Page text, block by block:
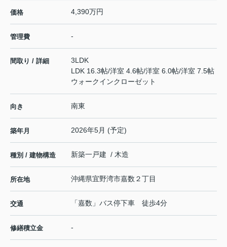
価格 4,390万円
管理費 -
間取り / 詳細
3LDK
LDK 16.3帖/洋室 4.6帖/洋室 6.0帖/洋室 7.5帖
ウォークインクローゼット
向き 南東
築年月 2026年5月 (予定)
種別 / 建物構造 新築一戸建 / 木造
所在地 沖縄県宜野湾市嘉数 ２丁目
交通 「嘉数」バス停下車 徒歩4分
修繕積立金 -